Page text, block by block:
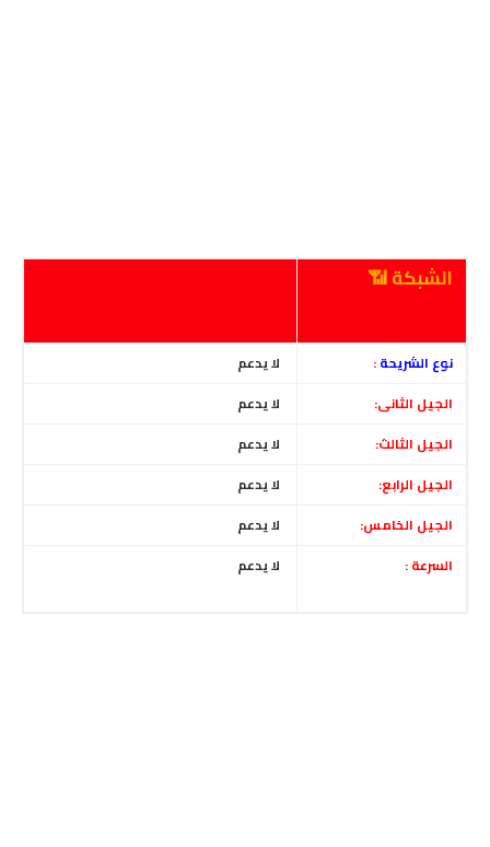
الشبكة 📶
نوع الشريحة:
لا يدعم
الجيل الثانى:
لا يدعم
الجيل الثالث:
لا يدعم
الجيل الرابع:
لا يدعم
الجيل الخامس:
لا يدعم
السرعة :
لا يدعم